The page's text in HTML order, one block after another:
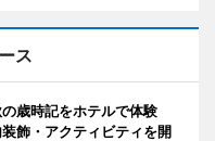
ス
歳時記をホテルで体験
飾・アクティビティを開